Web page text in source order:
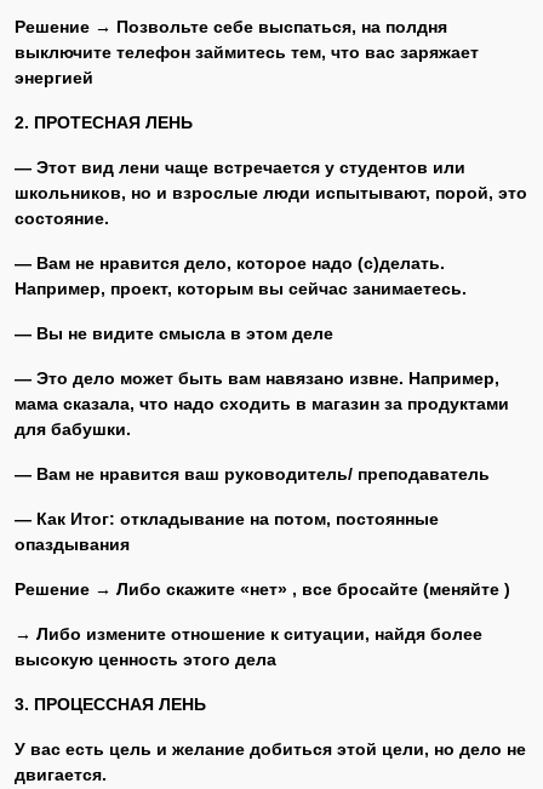
Решение → Позвольте себе выспаться, на полдня
выключите телефон займитесь тем, что вас заряжает
энергией
2. ПРОТЕСНАЯ ЛЕНЬ
— Этот вид лени чаще встречается у студентов или
школьников, но и взрослые люди испытывают, порой, это
состояние.
— Вам не нравится дело, которое надо (с)делать.
Например, проект, которым вы сейчас занимаетесь.
— Вы не видите смысла в этом деле
— Это дело может быть вам навязано извне. Например,
мама сказала, что надо сходить в магазин за продуктами
для бабушки.
— Вам не нравится ваш руководитель/ преподаватель
— Как Итог: откладывание на потом, постоянные
опаздывания
Решение → Либо скажите «нет» , все бросайте (меняйте )
→ Либо измените отношение к ситуации, найдя более
высокую ценность этого дела
3. ПРОЦЕССНАЯ ЛЕНЬ
У вас есть цель и желание добиться этой цели, но дело не
двигается.